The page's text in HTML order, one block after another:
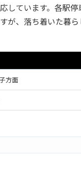
しています。各駅
が、落ち着いた暮ら
方面